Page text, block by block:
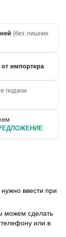
(без лишних
от импортера
подачи
ввести при
можем сделать
или в